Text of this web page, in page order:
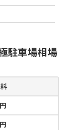
駐車場相場